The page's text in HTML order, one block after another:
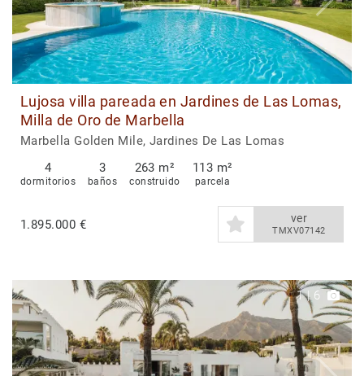
Lujosa villa pareada en Jardines de Las Lomas,
Milla de Oro de Marbella
Marbella Golden Mile, Jardines De Las Lomas
4
dormitorios
3
baños
263 m²
construido
113 m²
parcela
1.895.000 € ver
TMXV07142
1| 6